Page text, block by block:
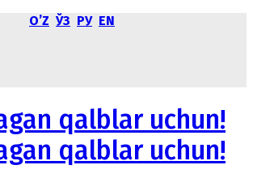
OʼZ ЎЗ РУ EN